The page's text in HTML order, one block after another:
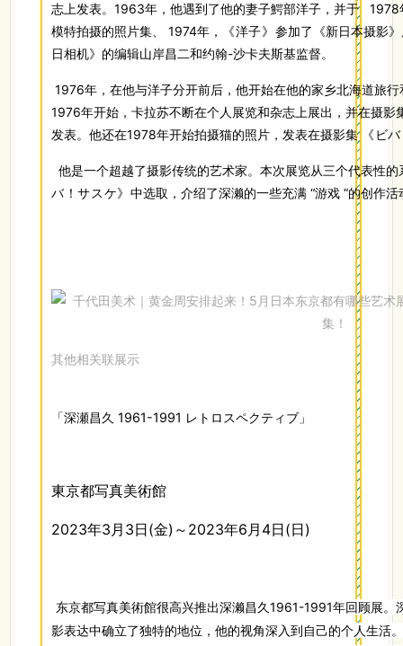
志上发表。1963年，他遇到了他的妻子鰐部洋子，并于 1978
模特拍摄的照片集、 1974年，
《洋子》 参加了《新日本摄影
日相机》的编辑山岸昌二和约翰-沙卡夫斯基监督。
1976年，在他与洋子分开前后，他开始在他的家乡北海道旅
1976年开始，卡拉苏不断在个人展览和杂志上展出，并在摄
发表。他还在1978年开始拍摄猫的照片，发表在摄影集 《 ビ
他是一个超越了摄影传统的艺术家。本次展览从三个代表性
バ！サスケ》 中选取，介绍了深濑的一些充满 “游戏 “的创作活
其他相关联展示
「深瀬昌久 1961-1991 レトロスペクティブ」
東京都写真美術館
2023年3月3日(金)～2023年6月4日(日)
东京都写真美術館很高兴推出深濑昌久1961-1991年回顾展
影表达中确立了独特的地位，他的视角深入到自己的个人生活